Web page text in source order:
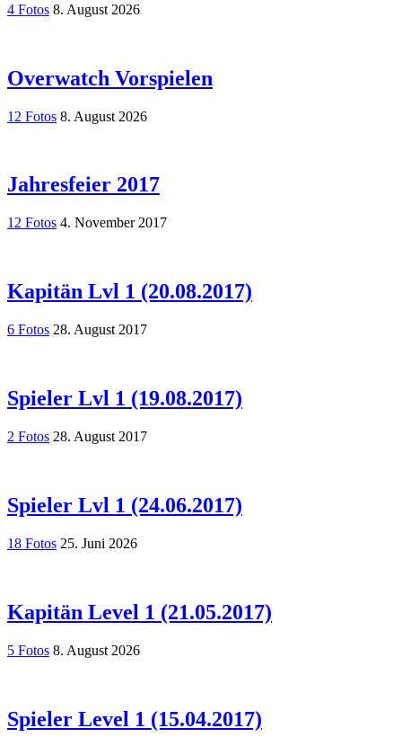
4 Fotos 8. August 2026
Overwatch Vorspielen
12 Fotos 8. August 2026
Jahresfeier 2017
12 Fotos 4. November 2017
Kapitän Lvl 1 (20.08.2017)
6 Fotos 28. August 2017
Spieler Lvl 1 (19.08.2017)
2 Fotos 28. August 2017
Spieler Lvl 1 (24.06.2017)
18 Fotos 25. Juni 2026
Kapitän Level 1 (21.05.2017)
5 Fotos 8. August 2026
Spieler Level 1 (15.04.2017)